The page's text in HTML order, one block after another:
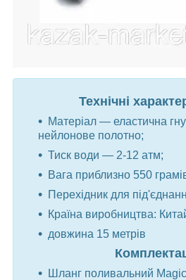
Технічні
Матеріал — еластична
нейлонове полотно;
Тиск води — 2-12 атм;
Вага приблизно 550
Перехідник для
Країна виробництва:
довжина 15 метрів
Шланг поливальний